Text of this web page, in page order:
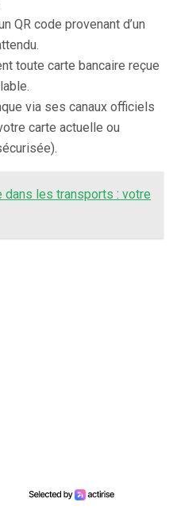
QR code provenant d’un
toute carte bancaire reçue
via ses canaux officiels
carte actuelle ou
dans les transports : votre